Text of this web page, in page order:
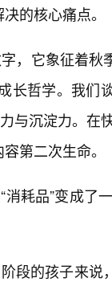
的核心痛点。
字，它象征着
长哲学。我们
与沉淀力。在
第二次生命。
耗品”变成了
段的孩子来